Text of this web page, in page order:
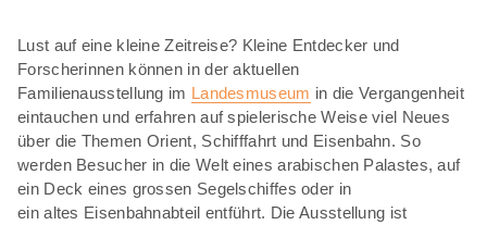
Lust auf eine kleine Zeitreise? Kleine Entdecker und
Forscherinnen können in der aktuellen
Familienausstellung im Landesmuseum in die Vergangenheit
eintauchen und erfahren auf spielerische Weise viel Neues
über die Themen Orient, Schifffahrt und Eisenbahn. So
werden Besucher in die Welt eines arabischen Palastes, auf
ein Deck eines grossen Segelschiffes oder in
ein altes Eisenbahnabteil entführt. Die Ausstellung ist